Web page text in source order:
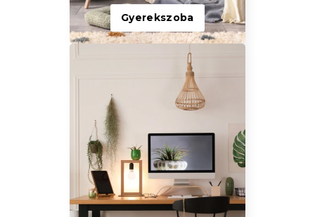
Gyerekszoba